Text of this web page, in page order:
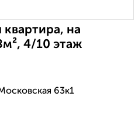
квартира, на
4/10 этаж
63к1